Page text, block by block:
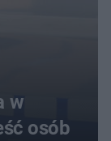
w
osób